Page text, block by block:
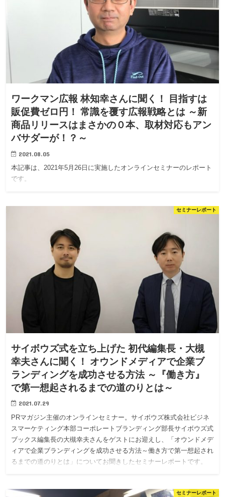
ワークマン広報 林知幸さんに聞く！ 目指すは
販促費ゼロ円！ 常識を覆す広報戦略とは ～新
商品リリースはまさかの０本、取材対応もアン
バサダーが！？～
2021.08.05
本記事は、2021年5月26日に実施したオンラインセミナーのレポート
です。
セミナーレポート
サイボウズ式を立ち上げた 初代編集長・大槻
幸夫さんに聞く！ オウンドメディアで企業ブ
ランディングを成功させる方法 ～『働き方』
で第一想起されるまでの道のりとは～
2021.07.29
PRマガジン主催のオンラインセミナー。サイボウズ株式会社ビジネ
スマーケティング本部コーポレートブランディング部長サイボウズ式
ブックス編集長の大槻幸夫さんをゲストにお迎えし、「オウンドメデ
ィアで企業ブランディングを成功させる方法～働き方で第一想起され
るまでの道のりとは」についてお聞きしたセミナーレポートです。
セミナーレポート